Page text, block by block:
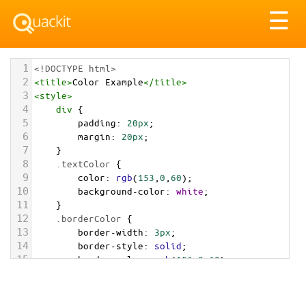
☰
1 <!DOCTYPE html>
2 <title>Color Example</title>
3 <style>
4 div {
5 padding: 20px;
6 margin: 20px;
7 }
8 .textColor {
9 color: rgb(153 0 60);
10 background-color: white;
11 }
12 .borderColor {
13 border-width: 3px;
14 border-style: solid;
15 border-color: rgb(153,0,60);